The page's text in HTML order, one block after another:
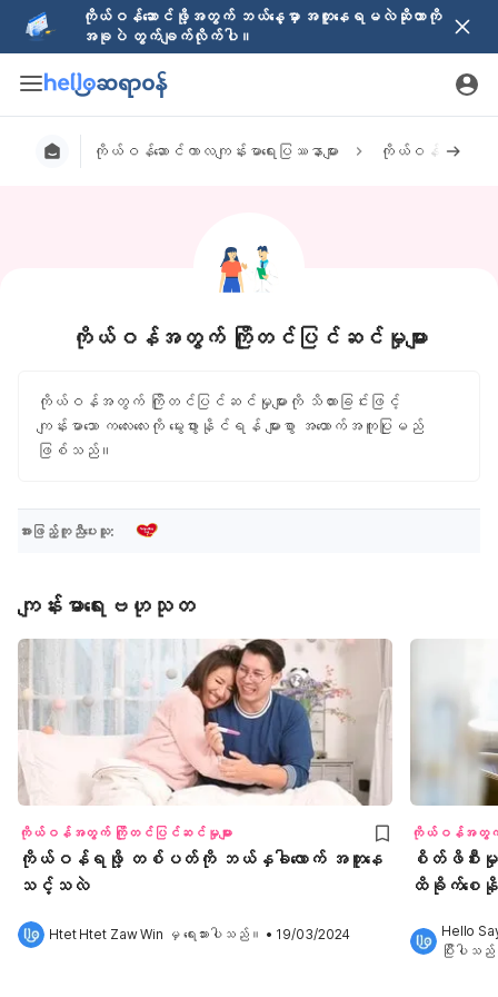
ကိုယ်ဝန်ဆောင်ဖို့အတွက် ဘယ်နေ့မှာ အတူနေရမလဲဆိုတာကို
အခုပဲ တွက်ချက်လိုက်ပါ။
ကိုယ်ဝန်ဆောင်ကာလကျန်းမာရေးပြဿနာများ ကိုယ်ဝန်ရရှိခြင်
ကိုယ်ဝန်အတွက် ကြိုတင်ပြင်ဆင်မှုများ
ကိုယ်ဝန်အတွက် ကြိုတင်ပြင်ဆင်မှုများကို သိထားခြင်းဖြင့်
ကျန်းမာသော ကလေးလေးကို မွေးဖွားနိုင်ရန် များစွာ အထောက်အကူပြုမည်
ဖြစ်သည်။
အားဖြည့်ကူညီပေးသူ:
ကျန်းမာရေးဗဟုသုတ
ကိုယ်ဝန်အတွက် ကြိုတင်ပြင်ဆင်မှုများ
ကိုယ်ဝန်ရဖို့ တစ်ပတ်ကို ဘယ်နှခါလောက် အတူနေ
သင့်သလဲ
Htet Htet Zaw Win မှ ရေးသားပါသည်။ • 19/03/2024
ကိုယ်ဝန်အတွက်
စိတ်ဖိစီးမှုတွ
ထိခိုက်စေ
Hello
ပြီးပါသ